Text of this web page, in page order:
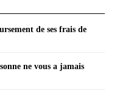
de ses frais de
ne vous a jamais